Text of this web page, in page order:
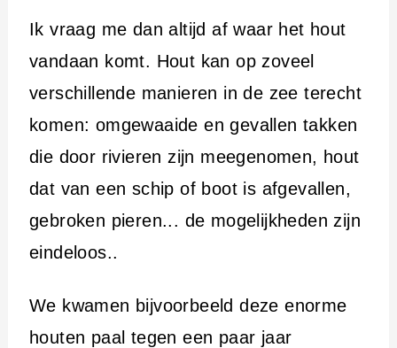
Ik vraag me dan altijd af waar het hout
vandaan komt. Hout kan op zoveel
verschillende manieren in de zee terecht
komen: omgewaaide en gevallen takken
die door rivieren zijn meegenomen, hout
dat van een schip of boot is afgevallen,
gebroken pieren... de mogelijkheden zijn
eindeloos..
We kwamen bijvoorbeeld deze enorme
houten paal tegen een paar jaar